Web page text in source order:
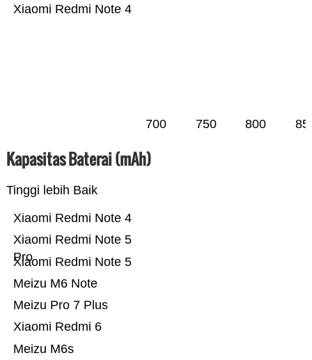
Xiaomi Redmi Note 4
700 750 800
Kapasitas Baterai (mAh)
Tinggi lebih Baik
Meizu M6s
Xiaomi Redmi 6
Meizu Pro 7 Plus
Meizu M6 Note
Xiaomi Redmi Note 5
Xiaomi Redmi Note 5
Pro
Xiaomi Redmi Note 4